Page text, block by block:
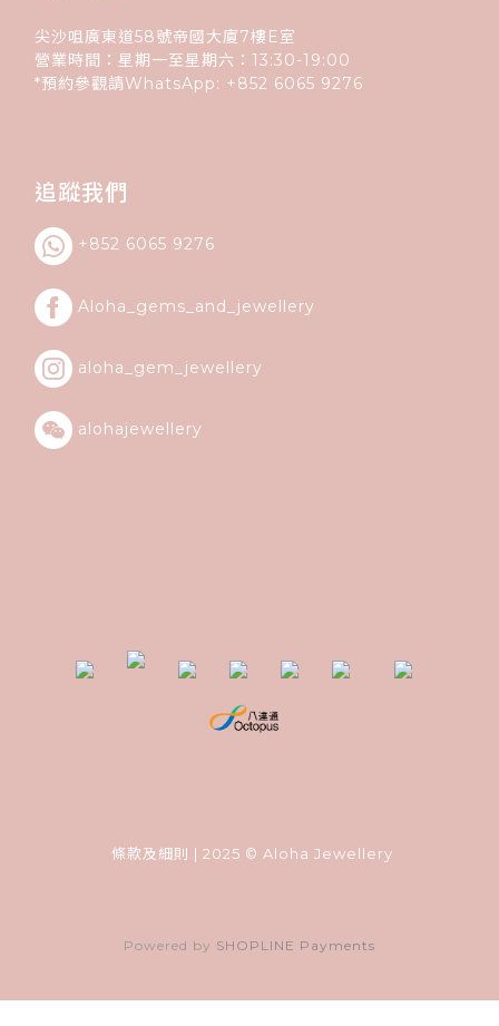
尖沙咀廣東道58號帝國大廈7樓E室
營業時間：星期一至星期六：13:30-19:00
*預約參觀請WhatsApp: +852 6065 9276
追蹤我們
+852 6065 9276
Aloha_gems_and_ jewellery
aloha_gem_jewellery
alohajewellery
條款及細則 | 2025 © Aloha Jewellery
Powered by SHOPLINE Payments